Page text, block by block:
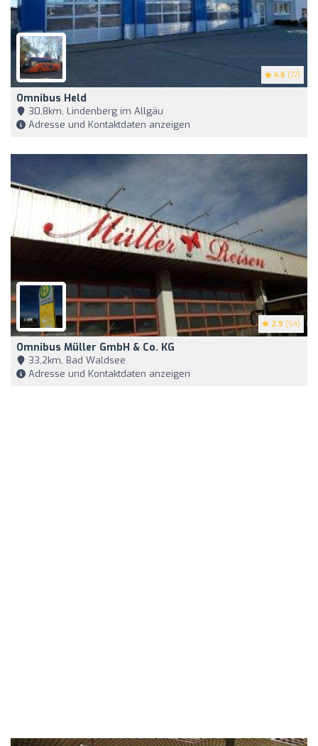
4.6 (77)
Omnibus Held
30,8km, Lindenberg im Allgäu
Adresse und Kontaktdaten anzeigen
2.9 (54)
Omnibus Müller GmbH & Co. KG
33,2km, Bad Waldsee
Adresse und Kontaktdaten anzeigen